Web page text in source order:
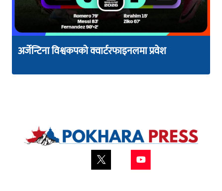
अर्जेन्टिना विश्वकपको क्वार्टरफाइनलमा प्रवेश